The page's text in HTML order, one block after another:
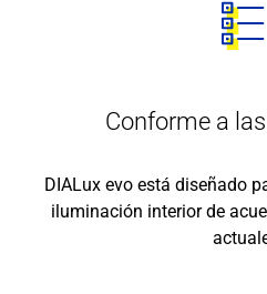
Conforme a
DIALux evo está diseñado
iluminación interior de